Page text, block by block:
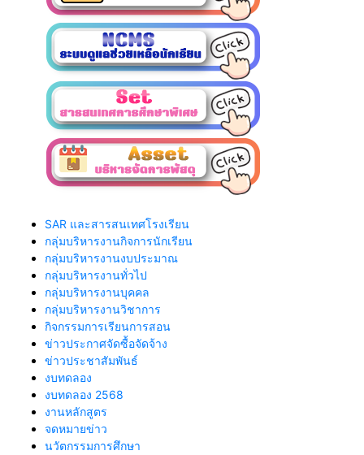
SAR และสารสนเทศโรงเรียน
กลุ่มบริหารงานกิจการนักเรียน
กลุ่มบริหารงานงบประมาณ
กลุ่มบริหารงานทั่วไป
กลุ่มบริหารงานบุคคล
กลุ่มบริหารงานวิชาการ
กิจกรรมการเรียนการสอน
ข่าวประกาศจัดซื้อจัดจ้าง
ข่าวประชาสัมพันธ์
งบทดลอง
งบทดลอง 2568
งานหลักสูตร
จดหมายข่าว
นวัตกรรมการศึกษา